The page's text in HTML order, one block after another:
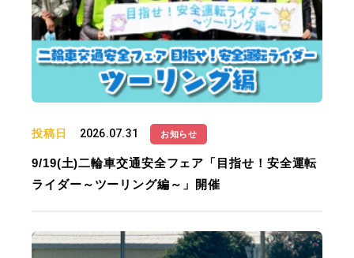
投稿日 2026.07.31 お知らせ
9/19(土)二輪車交通安全フェア「目指せ！安全運転
ライダー～ツーリング編～」開催